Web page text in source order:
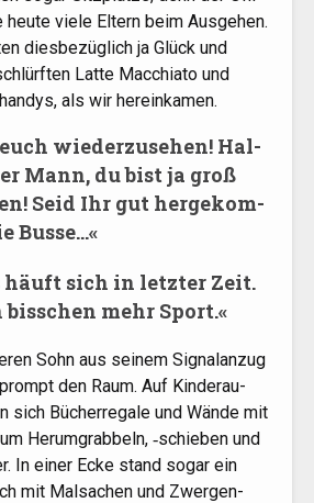
heu­te vie­le Eltern beim Aus­ge­hen.
dies­be­züg­lich ja Glück und
Lat­te Mac­chia­to und
als wir hereinkamen.
wie­der­zu­se­hen! Hal­
Mann, du bist ja groß
Seid Ihr gut her­ge­kom­
Busse…«
häuft sich in letz­ter Zeit.
mehr Sport.«
Sohn aus sei­nem Signal­an­zug
den Raum. Auf Kin­der­au­
sich Bücher­re­ga­le und Wän­de mit
Her­um­grab­beln, ‑schie­ben und
In einer Ecke stand sogar ein
mit Mal­sa­chen und Zwer­gen­